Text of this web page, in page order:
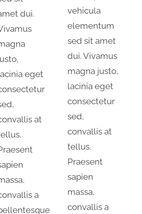
dui.
eget
at
a
vehicula
elementum
sed sit amet
dui. Vivamus
magna justo,
lacinia eget
consectetur
sed,
convallis at
tellus.
Praesent
sapien
massa,
convallis a